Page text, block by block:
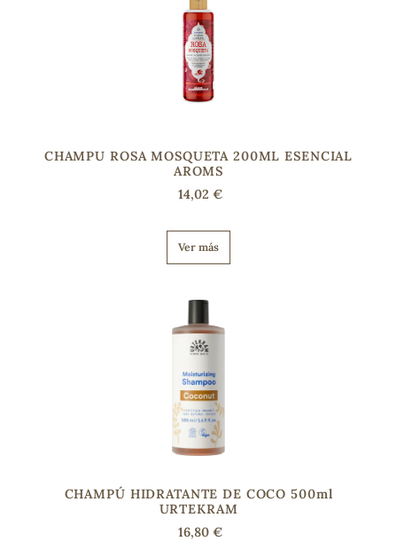
CHAMPU ROSA MOSQUETA 200ML ESENCIAL
AROMS
14,02 €
Ver más
CHAMPÚ HIDRATANTE DE COCO 500ml
URTEKRAM
16,80 €